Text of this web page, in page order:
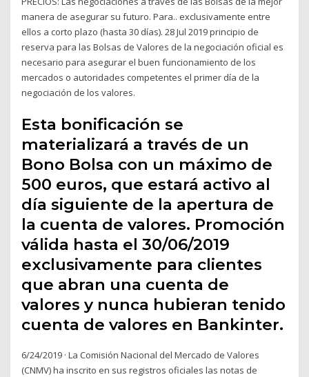
manera de asegurar su futuro. Para.. exclusivamente entre
ellos a corto plazo (hasta 30 días). 28 Jul 2019 principio de
reserva para las Bolsas de Valores de la negociación oficial es
necesario para asegurar el buen funcionamiento de los
mercados o autoridades competentes el primer día de la
negociación de los valores.
Esta bonificación se
materializará a través de un
Bono Bolsa con un máximo de
500 euros, que estará activo al
día siguiente de la apertura de
la cuenta de valores. Promoción
válida hasta el 30/06/2019
exclusivamente para clientes
que abran una cuenta de
valores y nunca hubieran tenido
cuenta de valores en Bankinter.
6/24/2019 · La Comisión Nacional del Mercado de Valores
(CNMV) ha inscrito en sus registros oficiales las notas de